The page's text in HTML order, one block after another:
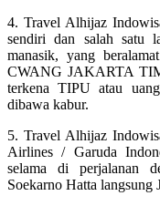
4. Travel Alhijaz
sendiri dan salah satu
manasik, yang
CWANG JAKARTA
terkena TIPU atau
dibawa kabur.
5. Travel Alhijaz
Airlines / Garuda
selama di perjalanan
Soekarno Hatta langsung